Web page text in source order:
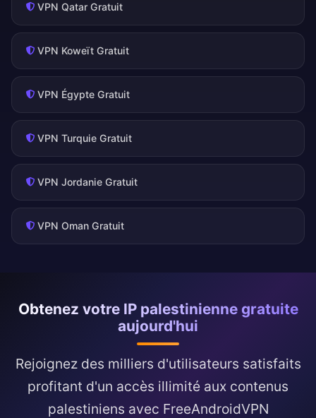
VPN Qatar Gratuit
VPN Koweït Gratuit
VPN Égypte Gratuit
VPN Turquie Gratuit
VPN Jordanie Gratuit
VPN Oman Gratuit
Obtenez votre IP palestinienne gratuite
aujourd'hui
Rejoignez des milliers d'utilisateurs satisfaits
profitant d'un accès illimité aux contenus
palestiniens avec FreeAndroidVPN